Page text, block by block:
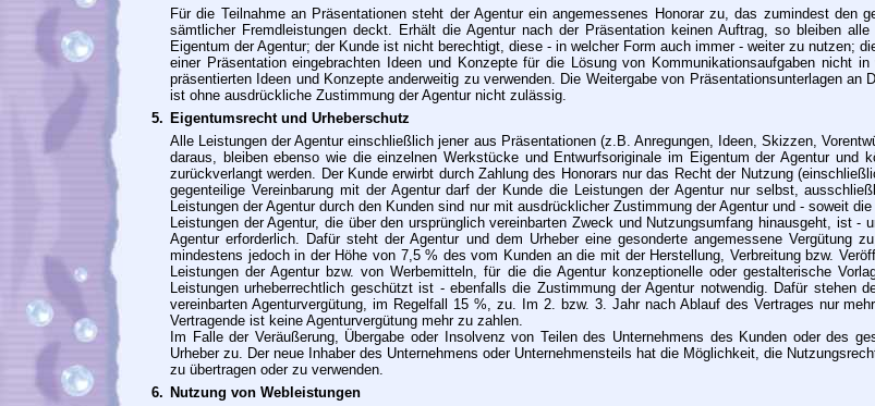
Für die Teilnahme an Präsentationen steht der Agentur ein angemessenes Honorar zu, das zumindest
sämtlicher Fremdleistungen deckt. Erhält die Agentur nach der Präsentation keinen Auftrag, so bleiben
Eigentum der Agentur; der Kunde ist nicht berechtigt, diese - in welcher Form auch immer - weiter zu nutzen;
einer Präsentation eingebrachten Ideen und Konzepte für die Lösung von Kommunikationsaufgaben nicht
präsentierten Ideen und Konzepte anderweitig zu verwenden. Die Weitergabe von Präsentationsunterlagen
ist ohne ausdrückliche Zustimmung der Agentur nicht zulässig.
5. Eigentumsrecht und Urheberschutz
Alle Leistungen der Agentur einschließlich jener aus Präsentationen (z.B. Anregungen, Ideen, Skizzen,
daraus, bleiben ebenso wie die einzelnen Werkstücke und Entwurfsoriginale im Eigentum der Agentur und
zurückverlangt werden. Der Kunde erwirbt durch Zahlung des Honorars nur das Recht der Nutzung
gegenteilige Vereinbarung mit der Agentur darf der Kunde die Leistungen der Agentur nur selbst,
Leistungen der Agentur durch den Kunden sind nur mit ausdrücklicher Zustimmung der Agentur und - soweit
Leistungen der Agentur, die über den ursprünglich vereinbarten Zweck und Nutzungsumfang hinausgeht, ist
Agentur erforderlich. Dafür steht der Agentur und dem Urheber eine gesonderte angemessene Vergütung
mindestens jedoch in der Höhe von 7,5 % des vom Kunden an die mit der Herstellung, Verbreitung bzw.
Leistungen der Agentur bzw. von Werbemitteln, für die die Agentur konzeptionelle oder gestalterische
Leistungen urheberrechtlich geschützt ist - ebenfalls die Zustimmung der Agentur notwendig. Dafür stehen
vereinbarten Agenturvergütung, im Regelfall 15 %, zu. Im 2. bzw. 3. Jahr nach Ablauf des Vertrages nur
Vertragende ist keine Agenturvergütung mehr zu zahlen.
Im Falle der Veräußerung, Übergabe oder Insolvenz von Teilen des Unternehmens des Kunden oder des
Urheber zu. Der neue Inhaber des Unternehmens oder Unternehmensteils hat die Möglichkeit, die
zu übertragen oder zu verwenden.
6. Nutzung von Webleistungen